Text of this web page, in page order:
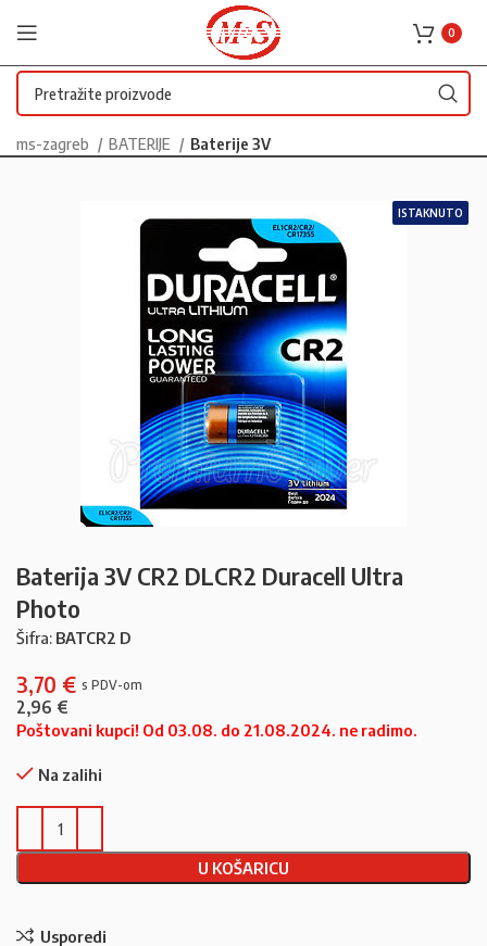
0
ms-zagreb BATERIJE Baterije 3V
ISTAKNUTO
Baterija 3V CR2 DLCR2 Duracell Ultra
Photo
Šifra: BATCR2 D
3,70 €
2,96 €
Poštovani kupci! Od 03.08. do 21.08.2024. ne radimo.
Na zalihi
U KOŠARICU
Usporedi